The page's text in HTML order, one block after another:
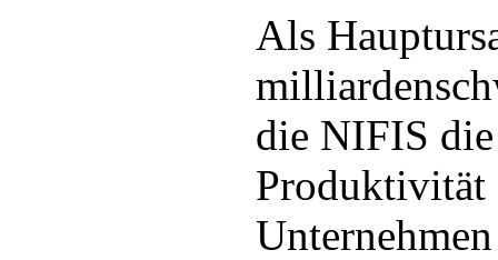
Als
die NIFIS
Produktivität